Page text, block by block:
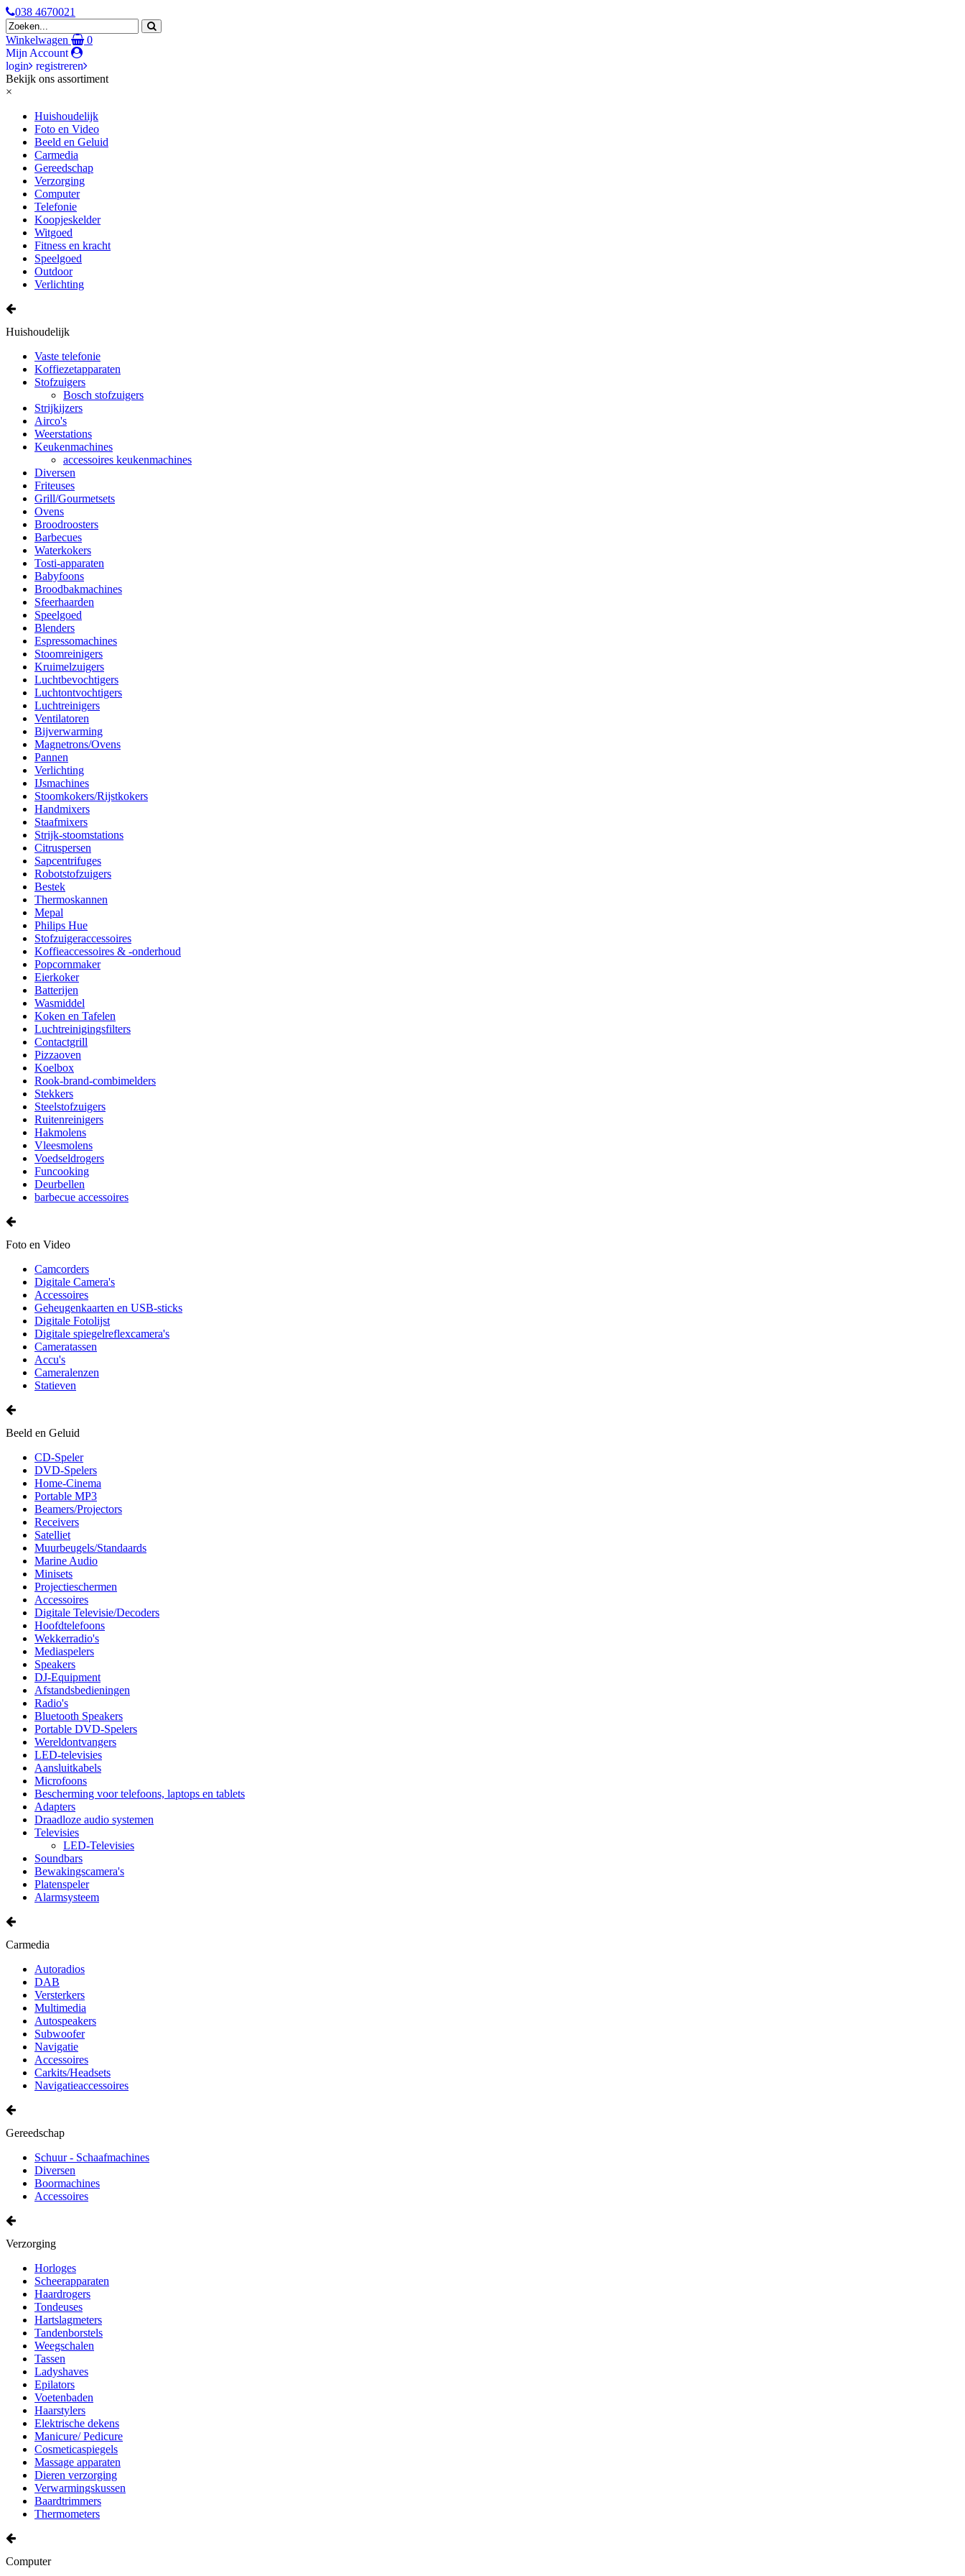
038 4670021
Winkelwagen
0
Mijn Account
login
registreren
Bekijk ons assortiment
×
Huishoudelijk
Foto en Video
Beeld en Geluid
Carmedia
Gereedschap
Verzorging
Computer
Telefonie
Koopjeskelder
Witgoed
Fitness en kracht
Speelgoed
Outdoor
Verlichting
Huishoudelijk
Vaste telefonie
Koffiezetapparaten
Stofzuigers
Bosch stofzuigers
Strijkijzers
Airco's
Weerstations
Keukenmachines
accessoires keukenmachines
Diversen
Friteuses
Grill/Gourmetsets
Ovens
Broodroosters
Barbecues
Waterkokers
Tosti-apparaten
Babyfoons
Broodbakmachines
Sfeerhaarden
Speelgoed
Blenders
Espressomachines
Stoomreinigers
Kruimelzuigers
Luchtbevochtigers
Luchtontvochtigers
Luchtreinigers
Ventilatoren
Bijverwarming
Magnetrons/Ovens
Pannen
Verlichting
IJsmachines
Stoomkokers/Rijstkokers
Handmixers
Staafmixers
Strijk-stoomstations
Citruspersen
Sapcentrifuges
Robotstofzuigers
Bestek
Thermoskannen
Mepal
Philips Hue
Stofzuigeraccessoires
Koffieaccessoires & -onderhoud
Popcornmaker
Eierkoker
Batterijen
Wasmiddel
Koken en Tafelen
Luchtreinigingsfilters
Contactgrill
Pizzaoven
Koelbox
Rook-brand-combimelders
Stekkers
Steelstofzuigers
Ruitenreinigers
Hakmolens
Vleesmolens
Voedseldrogers
Funcooking
Deurbellen
barbecue accessoires
Foto en Video
Camcorders
Digitale Camera's
Accessoires
Geheugenkaarten en USB-sticks
Digitale Fotolijst
Digitale spiegelreflexcamera's
Cameratassen
Accu's
Cameralenzen
Statieven
Beeld en Geluid
CD-Speler
DVD-Spelers
Home-Cinema
Portable MP3
Beamers/Projectors
Receivers
Satelliet
Muurbeugels/Standaards
Marine Audio
Minisets
Projectieschermen
Accessoires
Digitale Televisie/Decoders
Hoofdtelefoons
Wekkerradio's
Mediaspelers
Speakers
DJ-Equipment
Afstandsbedieningen
Radio's
Bluetooth Speakers
Portable DVD-Spelers
Wereldontvangers
LED-televisies
Aansluitkabels
Microfoons
Bescherming voor telefoons, laptops en tablets
Adapters
Draadloze audio systemen
Televisies
LED-Televisies
Soundbars
Bewakingscamera's
Platenspeler
Alarmsysteem
Carmedia
Autoradios
DAB
Versterkers
Multimedia
Autospeakers
Subwoofer
Navigatie
Accessoires
Carkits/Headsets
Navigatieaccessoires
Gereedschap
Schuur - Schaafmachines
Diversen
Boormachines
Accessoires
Verzorging
Horloges
Scheerapparaten
Haardrogers
Tondeuses
Hartslagmeters
Tandenborstels
Weegschalen
Tassen
Ladyshaves
Epilators
Voetenbaden
Haarstylers
Elektrische dekens
Manicure/ Pedicure
Cosmeticaspiegels
Massage apparaten
Dieren verzorging
Verwarmingskussen
Baardtrimmers
Thermometers
Computer